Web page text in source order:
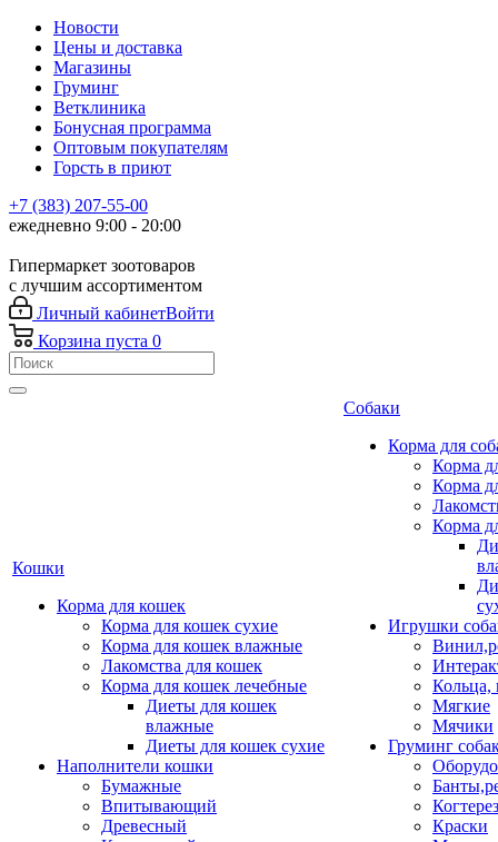
Новости
Цены и доставка
Магазины
Груминг
Ветклиника
Бонусная программа
Оптовым покупателям
Горсть в приют
+7 (383) 207-55-00
ежедневно 9:00 - 20:00
Гипермаркет зоотоваров
с лучшим ассортиментом
Личный кабинетВойти
Корзина пуста 0
Кошки
Корма для кошек
Корма для кошек сухие
Корма для кошек влажные
Лакомства для кошек
Корма для кошек лечебные
Диеты для кошек
влажные
Диеты для кошек сухие
Наполнители кошки
Бумажные
Впитывающий
Древесный
Собаки
Корма для
Корма
Корма
Корма
Игрушки
Кольца,
Мягкие
Мячики
Груминг
Краски